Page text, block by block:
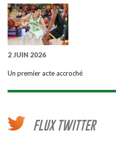
2 JUIN 2026
Un premier acte accroché
FLUX TWITTER